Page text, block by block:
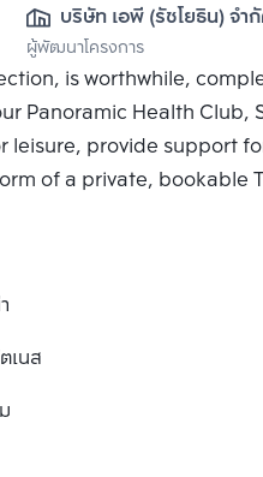
บริษัท เอพี (รัชโยธิน) จำ
ผู้พัฒนาโครงการ
is worthwhile,
Panoramic Health Club,
leisure, provide support
of a private, bookable
เนส